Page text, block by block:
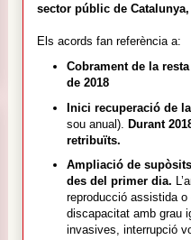
sector públic de
Els acords fan referència a:
Cobrament de la
de 2018
Inici recuperació de
sou anual). Durant
retribuïts.
Ampliació de
des del primer dia.
reproducció assistida
discapacitat amb grau
invasives, interrupció